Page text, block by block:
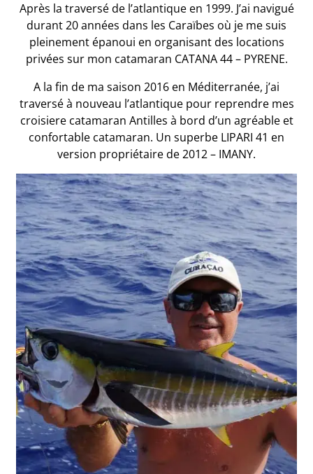
Après la traversé de l’atlantique en 1999. J’ai navigué
durant 20 années dans les Caraïbes où je me suis
pleinement épanoui en organisant des locations
privées sur mon catamaran CATANA 44 – PYRENE.
A la fin de ma saison 2016 en Méditerranée, j’ai
traversé à nouveau l’atlantique pour reprendre mes
croisiere catamaran Antilles à bord d’un agréable et
confortable catamaran. Un superbe LIPARI 41 en
version propriétaire de 2012 – IMANY.